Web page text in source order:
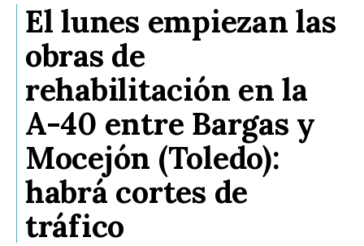
El lunes empiezan las
obras de
rehabilitación en la
A-40 entre Bargas y
Mocejón (Toledo):
habrá cortes de
tráfico